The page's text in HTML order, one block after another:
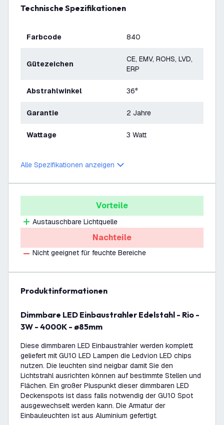
Technische Spezifikationen
Farbcode 840
Gütezeichen
CE, EMV, ROHS, LVD,
ERP
Abstrahlwinkel 36°
Garantie 2 Jahre
Wattage 3 Watt
Alle Spezifikationen anzeigen
Vorteile
Austauschbare Lichtquelle
Nachteile
Nicht geeignet für feuchte Bereiche
Produktinformationen
Dimmbare LED Einbaustrahler Edelstahl - Rio -
3W - 4000K - ø85mm
Diese dimmbaren LED Einbaustrahler werden komplett
geliefert mit GU10 LED Lampen die Ledvion LED chips
nutzen. Die leuchten sind neigbar damit Sie den
Lichtstrahl ausrichten können auf bestimmte Stellen und
Flächen. Ein großer Pluspunkt dieser dimmbaren LED
Deckenspots ist dass falls notwendig der GU10 Spot
ausgewechselt werden kann. Die Armatur der
Einbauleuchten ist aus Aluminium gefertigt.